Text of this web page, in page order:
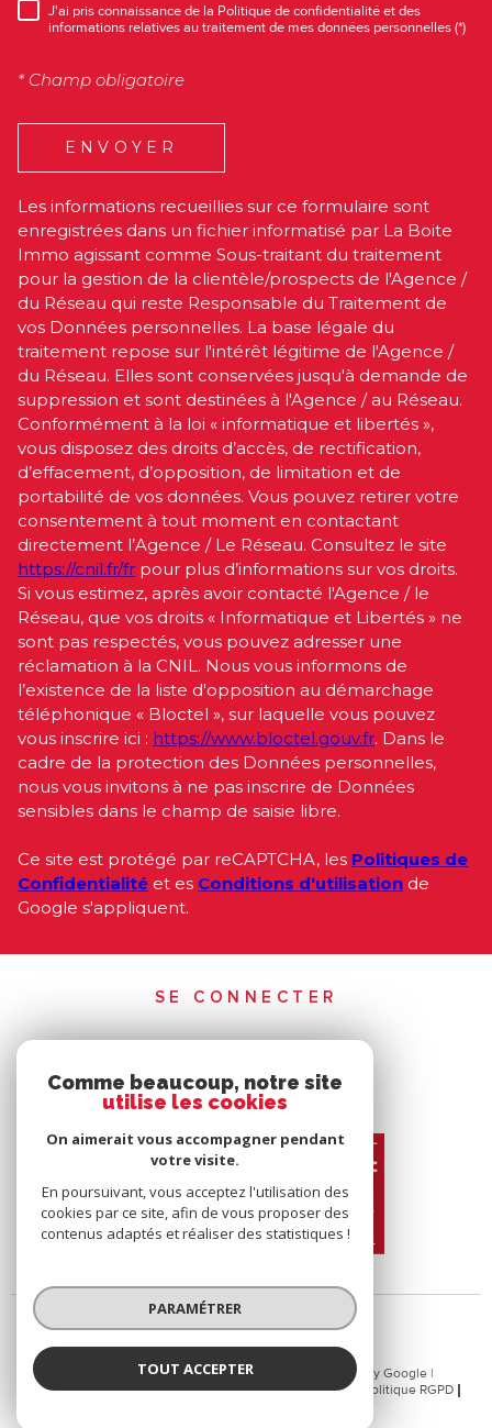
RÈGLEMENTATION
J'ai pris connaissance de la Politique de confidentialité et des
informations relatives au traitement de mes données personnelles (*)
* Champ obligatoire
ENVOYER
Les informations recueillies sur ce formulaire sont
enregistrées dans un fichier informatisé par La Boite
Immo agissant comme Sous-traitant du traitement
pour la gestion de la clientèle/prospects de l'Agence /
du Réseau qui reste Responsable du Traitement de
vos Données personnelles. La base légale du
traitement repose sur l'intérêt légitime de l'Agence /
du Réseau. Elles sont conservées jusqu'à demande de
suppression et sont destinées à l'Agence / au Réseau.
Conformément à la loi « informatique et libertés »,
vous disposez des droits d’accès, de rectification,
d’effacement, d’opposition, de limitation et de
portabilité de vos données. Vous pouvez retirer votre
consentement à tout moment en contactant
directement l’Agence / Le Réseau. Consultez le site
https://cnil.fr/fr pour plus d’informations sur vos droits.
Si vous estimez, après avoir contacté l'Agence / le
Réseau, que vos droits « Informatique et Libertés » ne
sont pas respectés, vous pouvez adresser une
réclamation à la CNIL. Nous vous informons de
l’existence de la liste d'opposition au démarchage
téléphonique « Bloctel », sur laquelle vous pouvez
vous inscrire ici : https://www.bloctel.gouv.fr. Dans le
cadre de la protection des Données personnelles,
nous vous invitons à ne pas inscrire de Données
sensibles dans le champ de saisie libre.
Ce site est protégé par reCAPTCHA, les Politiques de
Confidentialité et es Conditions d'utilisation de
Google s'appliquent.
SE CONNECTER
© 2026 | Tous droits réservés | Traduction powered by Google |
Plan Du Site
Mentions Légales Admin Nos Liens
Politique RGPD
Comme beaucoup, notre site
utilise les cookies
On aimerait vous accompagner pendant
votre visite.
En poursuivant, vous acceptez l'utilisation des
cookies par ce site, afin de vous proposer des
contenus adaptés et réaliser des statistiques !
PARAMÉTRER
TOUT ACCEPTER